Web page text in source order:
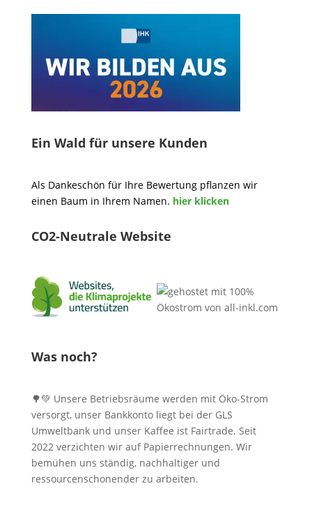
Ein Wald für unsere Kunden
Als Dankeschön für Ihre Bewertung pflanzen wir
einen Baum in Ihrem Namen. hier klicken
CO2-Neutrale Website
Was noch?
🌳💚 Unsere Betriebsräume werden mit Öko-Strom
versorgt, unser Bankkonto liegt bei der GLS
Umweltbank und unser Kaffee ist Fairtrade. Seit
2022 verzichten wir auf Papierrechnungen. Wir
bemühen uns ständig, nachhaltiger und
ressourcenschonender zu arbeiten.